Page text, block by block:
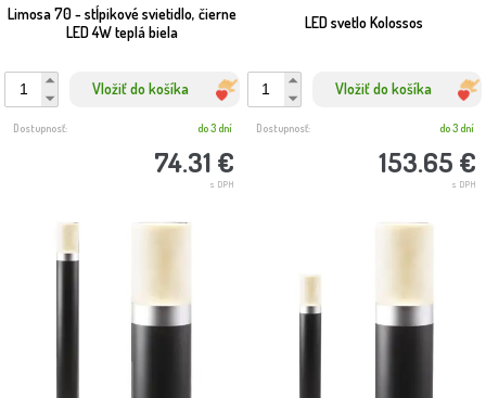
Limosa 70 - stĺpikové svietidlo, čierne
LED 4W teplá biela
Vložiť do košíka
74.31 €
s DPH
Dostupnosť: do 3 dní
LED svetlo Kolossos
Vložiť do košíka
153.65 €
s DPH
Dostupnosť: do 3 dní